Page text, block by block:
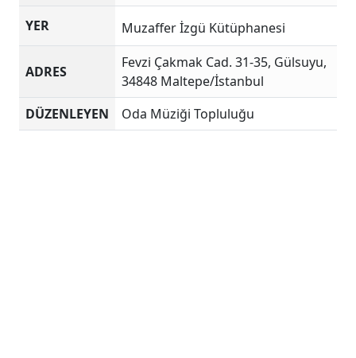
YER Muzaffer İzgü Kütüphanesi
ADRES
Fevzi Çakmak Cad. 31-35, Gülsuyu,
34848 Maltepe/İstanbul
DÜZENLEYEN
Oda Müziği Topluluğu